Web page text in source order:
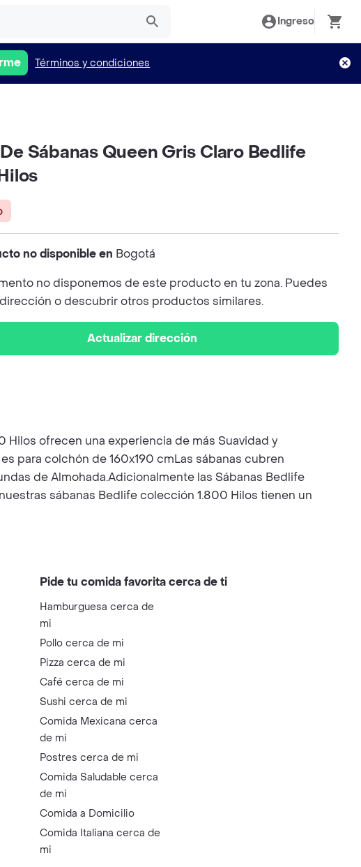
Ingreso
Términos y condiciones
Sábanas Queen Gris Claro Bedlife
no disponible en Bogotá
no disponemos de este producto en tu zona. Puedes
o descubrir otros productos similares.
Actualizar dirección
Hilos ofrecen una experiencia de más Suavidad y
para colchón de 160x190 cmLas sábanas cubren
de Almohada.Adicionalmente las Sábanas Bedlife
sábanas Bedlife colección 1.800 Hilos tienen un
Pide tu comida favorita cerca de ti
Hamburguesa cerca de
mi
Pollo cerca de mi
Pizza cerca de mi
Café cerca de mi
Sushi cerca de mi
Comida Mexicana cerca
de mi
Postres cerca de mi
Comida Saludable cerca
de mi
Comida a Domicilio
Comida Italiana cerca de
mi